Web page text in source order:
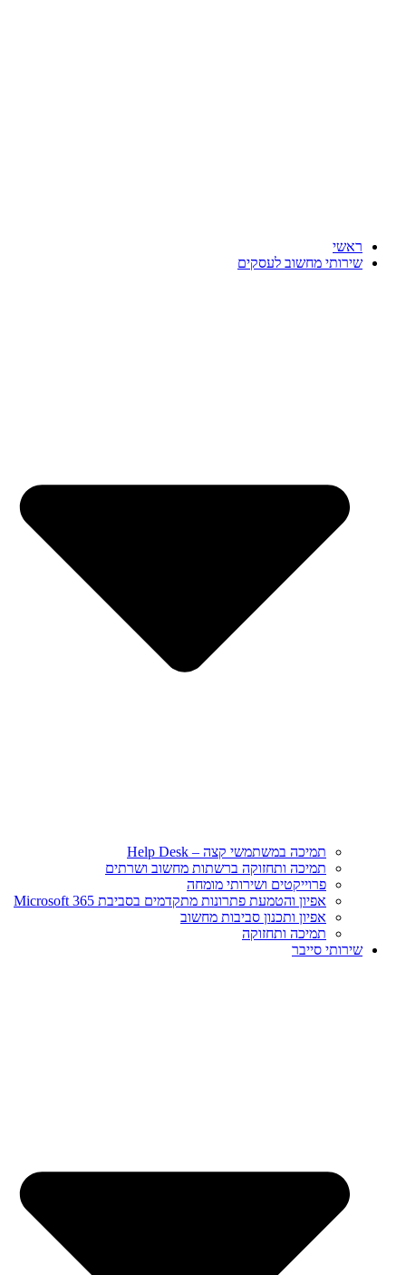
ראשי
שירותי מחשוב לעסקים
תמיכה במשתמשי קצה – Help Desk
תמיכה ותחזוקה ברשתות מחשוב ושרתים
פרוייקטים ושירותי מומחה
אפיון והטמעת פתרונות מתקדמים בסביבת Microsoft 365
אפיון ותכנון סביבות מחשוב
תמיכה ותחזוקה
שירותי סייבר